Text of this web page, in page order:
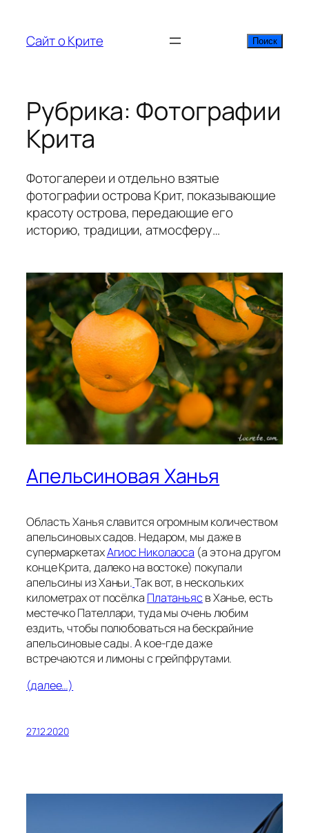
содержимому
Сайт о Крите Поиск
Поиск
Рубрика: Фотографии
Крита
Фотогалереи и отдельно взятые
фотографии острова Крит, показывающие
красоту острова, передающие его
историю, традиции, атмосферу…
Апельсиновая Ханья
Область Ханья славится огромным количеством
апельсиновых садов. Недаром, мы даже в
супермаркетахАгиос Николаоса (a это на другом
конце Крита, далеко на востоке) покупали
апельсины из Ханьи.Так вот, в нескольких
километрах от посёлка Платаньяс в Ханье, есть
местечко Пателлари, туда мы очень любим
ездить, чтобы полюбоваться на бескрайние
апельсиновые сады. А кое-где даже
встречаются и лимоны с грейпфрутами.
(далее…)
27.12.2020